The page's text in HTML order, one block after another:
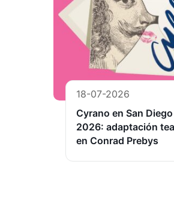
18-07-2026
Cyrano en San Diego
2026: adaptación
en Conrad Prebys